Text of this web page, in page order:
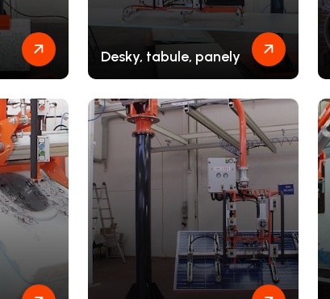
Desky, tabule, panely